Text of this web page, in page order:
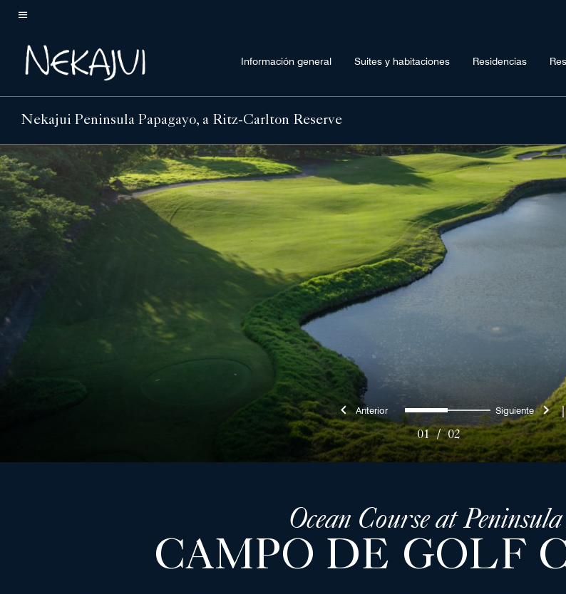
Skip
main
content
Información general Suites y habitaciones Residencias
Nekajui Peninsula Papagayo, a Ritz-Carlton Reserve
Anterior 0 1
01/02
Ocean Course at
CAMPO DE GOLF